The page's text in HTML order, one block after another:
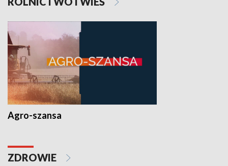
Agro-szansa
ZDROWIE